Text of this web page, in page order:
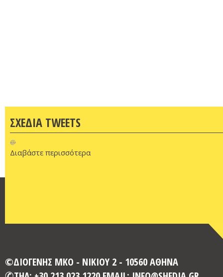
ΣΧΕΔΙΑ TWEETS
@
Διαβάστε περισσότερα
©ΔΙΟΓΕΝΗΣ ΜΚΟ - ΝΙΚΙΟΥ 2 - 10560 ΑΘΗΝΑ